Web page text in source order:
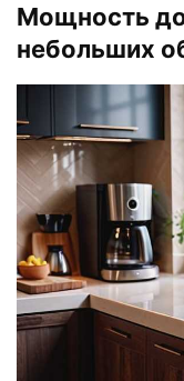
Мощность
небольших